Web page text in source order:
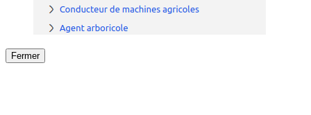
Fermer